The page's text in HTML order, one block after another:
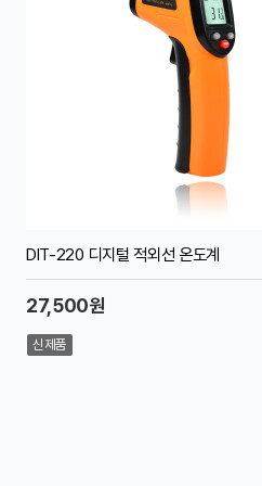
DIT-220 디지털 적외선 온도계
27,500원
신제품